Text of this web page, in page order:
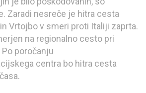
Zaradi nesreče je hitra cesta
Vrtojbo v smeri proti Italiji zaprta.
na regionalno cesto pri
poročanju
centra bo hitra cesta